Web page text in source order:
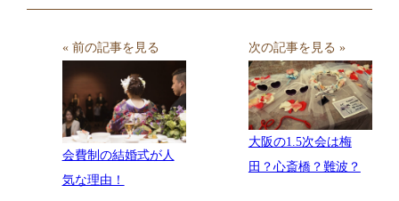
« 前の記事を見る
会費制の結婚式が人
気な理由！
次の記事を見る »
大阪の1.5次会は梅
田？心斎橋？難波？